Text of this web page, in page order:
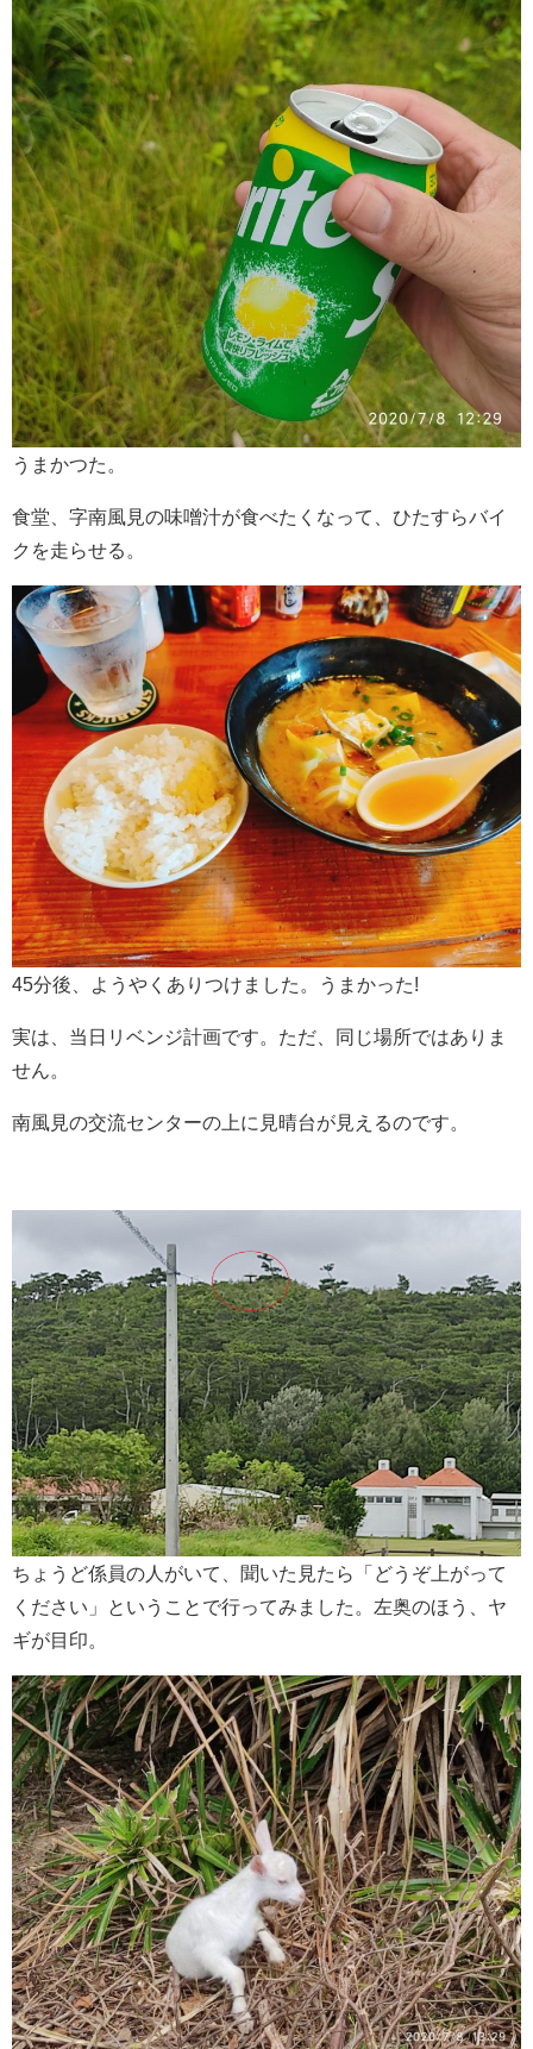
うまかつた。
食堂、字南風見の味噌汁が食べたくなって、ひたすらバイ
クを走らせる。
45分後、ようやくありつけました。うまかった!
実は、当日リベンジ計画です。ただ、同じ場所ではありま
せん。
南風見の交流センターの上に見晴台が見えるのです。
ちょうど係員の人がいて、聞いた見たら「どうぞ上がって
ください」ということで行ってみました。左奥のほう、ヤ
ギが目印。